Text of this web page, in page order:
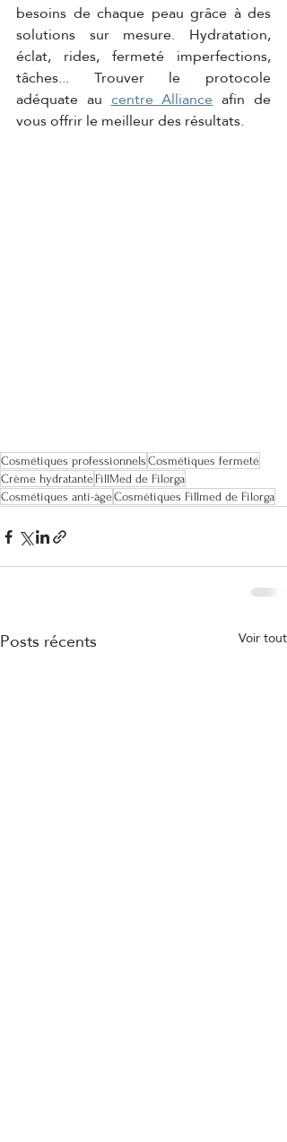
besoins de chaque peau grâce à des
solutions sur mesure. Hydratation,
éclat, rides, fermeté imperfections,
tâches... Trouver le protocole
adéquate au centre Alliance afin de
vous offrir le meilleur des résultats.
Cosmétiques professionnelsCosmétiques fermeté
Crème hydratante FillMed de Filorga
Cosmétiques anti-âgeCosmétiques Fillmed de Filorga
Posts récents Voir tout